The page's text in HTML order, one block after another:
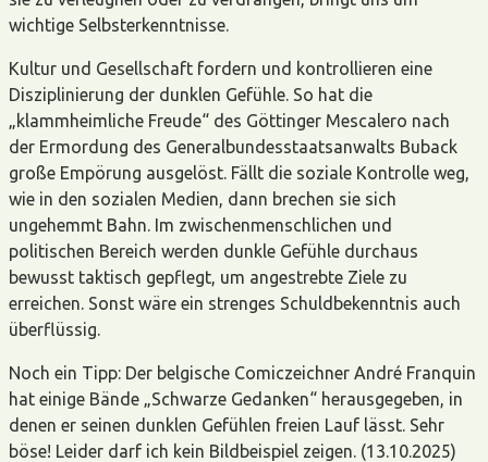
wichtige Selbsterkenntnisse.
Kultur und Gesellschaft fordern und kontrollieren eine
Disziplinierung der dunklen Gefühle. So hat die
„klammheimliche Freude“ des Göttinger Mescalero nach
der Ermordung des Generalbundesstaatsanwalts Buback
große Empörung ausgelöst. Fällt die soziale Kontrolle weg,
wie in den sozialen Medien, dann brechen sie sich
ungehemmt Bahn. Im zwischenmenschlichen und
politischen Bereich werden dunkle Gefühle durchaus
bewusst taktisch gepflegt, um angestrebte Ziele zu
erreichen. Sonst wäre ein strenges Schuldbekenntnis auch
überflüssig.
Noch ein Tipp: Der belgische Comiczeichner André Franquin
hat einige Bände „Schwarze Gedanken“ herausgegeben, in
denen er seinen dunklen Gefühlen freien Lauf lässt. Sehr
böse! Leider darf ich kein Bildbeispiel zeigen. (13.10.2025)